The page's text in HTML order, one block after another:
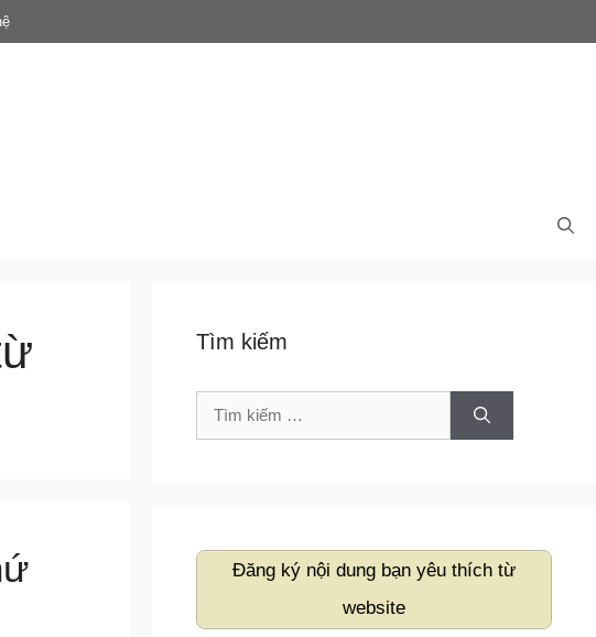
Tìm kiếm
Tìm
Đăng ký nội dung bạn yêu thích từ
website